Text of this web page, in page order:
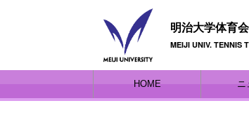
明治大学体育
MEIJI UNIV. TENNIS
HOME ニ